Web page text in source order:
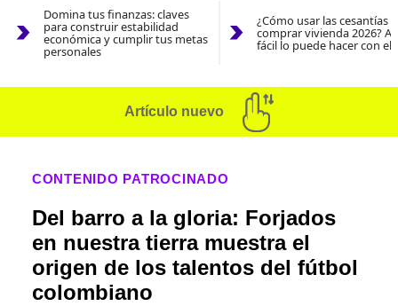
Domina tus finanzas: claves
para construir estabilidad
económica y cumplir tus metas
personales
¿Cómo usar las cesantías
comprar vivienda 2026?
fácil lo puede hacer con el
Artículo nuevo
CONTENIDO PATROCINADO
Del barro a la gloria: Forjados
en nuestra tierra muestra el
origen de los talentos del fútbol
colombiano